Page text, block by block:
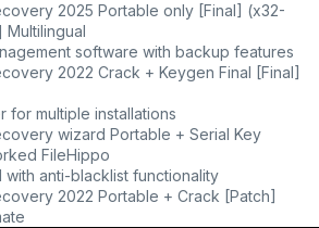
2025 Portable only [Final] (x32-
software with backup features
2022 Crack + Keygen Final [Final]
for multiple installations
wizard Portable + Serial Key
FileHippo
with anti-blacklist functionality
2022 Portable + Crack [Patch]